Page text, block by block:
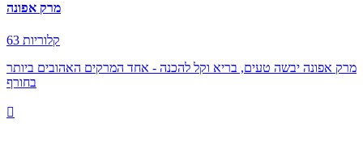
מרק אפונה
63 קלוריות
מרק אפונה יבשה טעים, בריא וקל להכנה - אחד המרקים האהובים ביותר
בחורף
